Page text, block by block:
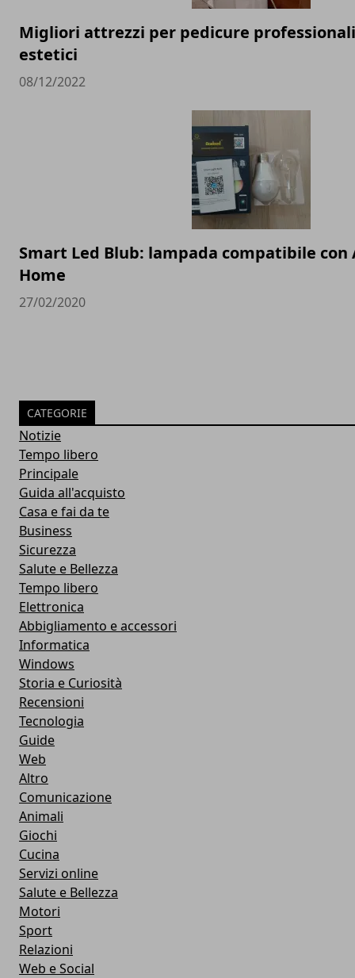
Migliori attrezzi per pedicure
estetici
08/12/2022
Smart Led Blub: lampada compatibile con
Home
27/02/2020
CATEGORIE
Notizie
Tempo libero
Principale
Guida all'acquisto
Casa e fai da te
Business
Sicurezza
Salute e Bellezza
Tempo libero
Elettronica
Abbigliamento e accessori
Informatica
Windows
Storia e Curiosità
Recensioni
Tecnologia
Guide
Web
Altro
Comunicazione
Animali
Giochi
Cucina
Servizi online
Salute e Bellezza
Motori
Sport
Relazioni
Web e Social